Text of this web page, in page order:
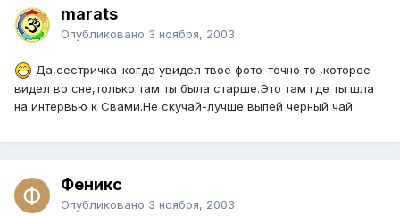
marats
Опубликовано 3 ноября, 2003
Да,сестричка-когда увидел твое фото-точно то ,которое
видел во сне,только там ты была старше.Это там где ты шла
на интервью к Свами.Не скучай-лучше выпей черный чай.
Феникс
Опубликовано 3 ноября, 2003